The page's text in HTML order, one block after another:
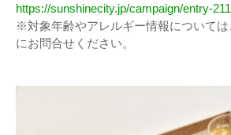
https://sunshinecity.jp/campaign/entry-
※対象年齢やアレルギー情報については
にお問合せください。